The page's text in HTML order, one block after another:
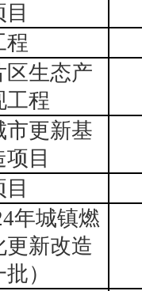
程
区生态产
工程
市更新基
目
年城镇燃
更新改造
）